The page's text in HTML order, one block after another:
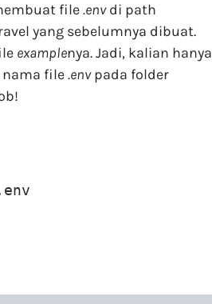
file.envdi path
yang sebelumnya dibuat.
examplenya. Jadi, kalian hanya
nama file.envpada folder